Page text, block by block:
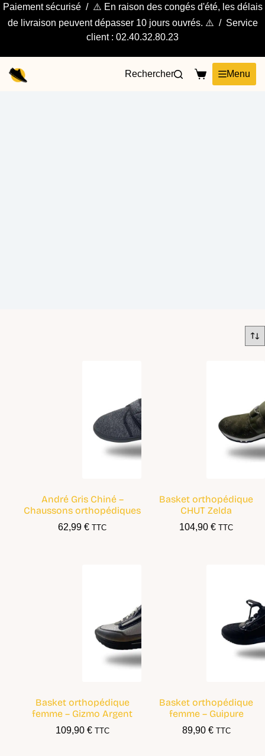
Paiement sécurisé / ⚠️ En raison des congés d'été, les délais
de livraison peuvent dépasser 10 jours ouvrés. ⚠️ / Service
client : 02.40.32.80.23
Rechercher Menu
André Gris Chiné –
Chaussons orthopédiques
62,99€ TTC
Basket orthopédique
CHUT Zelda
104,90€ TTC
Basket orthopédique
femme – Gizmo Argent
109,90 € TTC
Basket orthopédique
femme – Guipure
89,90 € TTC